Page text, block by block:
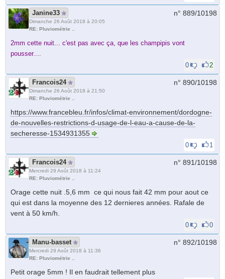
Janine33
Dimanche 26 Août 2018 à 20:05
RE: Pluviométrie ..
n° 889/10198
2mm cette nuit... c'est pas avec ça, que les champipis vont
pousser....
0
2
Francois24
Dimanche 26 Août 2018 à 21:50
RE: Pluviométrie ..
n° 890/10198
https://www.francebleu.fr/infos/climat-environnement/dordogne-
de-nouvelles-restrictions-d-usage-de-l-eau-a-cause-de-la-
secheresse-1534931355
0 1
Francois24
Mercredi 29 Août 2018 à 11:24
RE: Pluviométrie ..
n° 891/10198
Orage cette nuit .5,6 mm ce qui nous fait 42 mm pour aout ce
qui est dans la moyenne des 12 dernieres années. Rafale de
vent à 50 km/h.
0 0
Manu-basset
Mercredi 29 Août 2018 à 11:36
RE: Pluviométrie ..
n° 892/10198
Petit orage 5mm ! Il en faudrait tellement plus